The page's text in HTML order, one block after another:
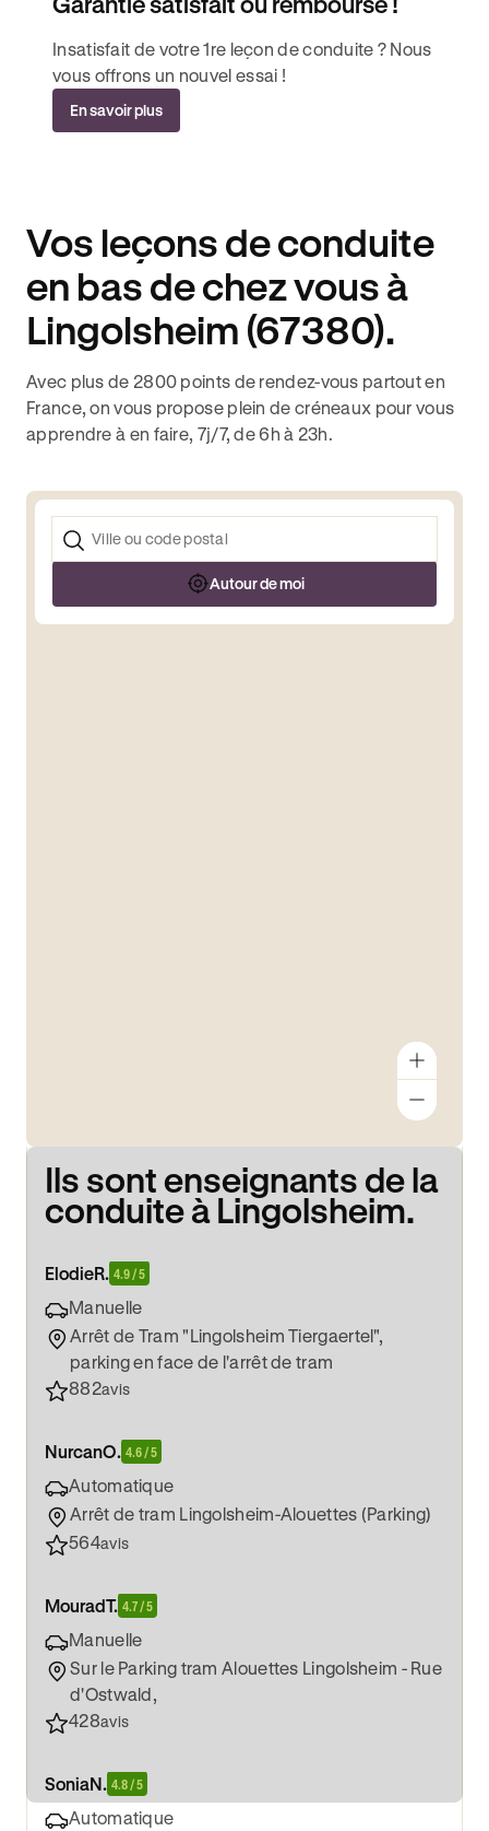
Insatisfait de votre 1re leçon de conduite ? Nous
vous offrons un nouvel essai !
En savoir plus
Vos leçons de conduite
en bas de chez vous à
Lingolsheim (67380).
Avec plus de 2800 points de rendez-vous partout en
France, on vous propose plein de créneaux pour vous
apprendre à en faire, 7j/7, de 6h à 23h.
Autour de moi
Ils sont enseignants de la
conduite à Lingolsheim.
ElodieR. 4.9 / 5
Manuelle
Arrêt de Tram "Lingolsheim Tiergaertel",
parking en face de l'arrêt de tram
882avis
NurcanO. 4.6 / 5
Automatique
Arrêt de tram Lingolsheim-Alouettes (Parking)
564avis
MouradT. 4.7 / 5
Manuelle
Sur le Parking tram Alouettes Lingolsheim - Rue
d'Ostwald,
428avis
SoniaN. 4.8 / 5
Automatique